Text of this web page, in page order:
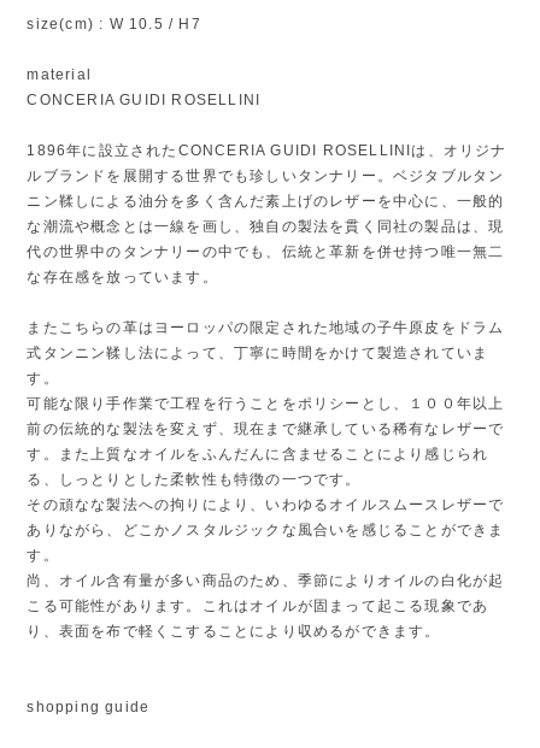
size(cm) : W 10.5 / H7
material
CONCERIA GUIDI ROSELLINI
1896年に設立されたCONCERIA GUIDI ROSELLINIは、オリジナ
ルブランドを展開する世界でも珍しいタンナリー。ベジタブルタン
ニン鞣しによる油分を多く含んだ素上げのレザーを中心に、一般的
な潮流や概念とは一線を画し、独自の製法を貫く同社の製品は、現
代の世界中のタンナリーの中でも、伝統と革新を併せ持つ唯一無二
な存在感を放っています。
またこちらの革はヨーロッパの限定された地域の子牛原皮をドラム
式タンニン鞣し法によって、丁寧に時間をかけて製造されていま
す。
可能な限り手作業で工程を行うことをポリシーとし、１００年以上
前の伝統的な製法を変えず、現在まで継承している稀有なレザーで
す。また上質なオイルをふんだんに含ませることにより感じられ
る、しっとりとした柔軟性も特徴の一つです。
その頑なな製法への拘りにより、いわゆるオイルスムースレザーで
ありながら、どこかノスタルジックな風合いを感じることができま
す。
尚、オイル含有量が多い商品のため、季節によりオイルの白化が起
こる可能性があります。これはオイルが固まって起こる現象であ
り、表面を布で軽くこすることにより収めるができます。
shopping guide